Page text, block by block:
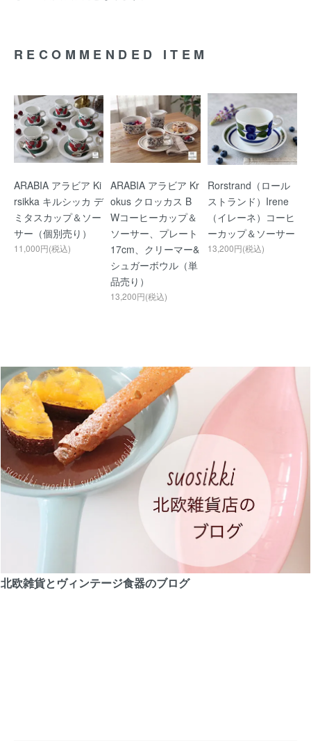
RECOMMENDED ITEM
ARABIA アラビア Ki
rsikka キルシッカ デ
ミタスカップ＆ソー
サー（個別売り）
11,000円(税込)
ARABIA アラビア Kr
okus クロッカス B
Wコーヒーカップ＆
ソーサー、プレート
17cm、クリーマー&
シュガーボウル（単
品売り）
13,200円(税込)
Rorstrand（ロール
ストランド）Irene
（イレーネ）コーヒ
ーカップ＆ソーサー
13,200円(税込)
北欧雑貨とヴィンテージ食器のブログ